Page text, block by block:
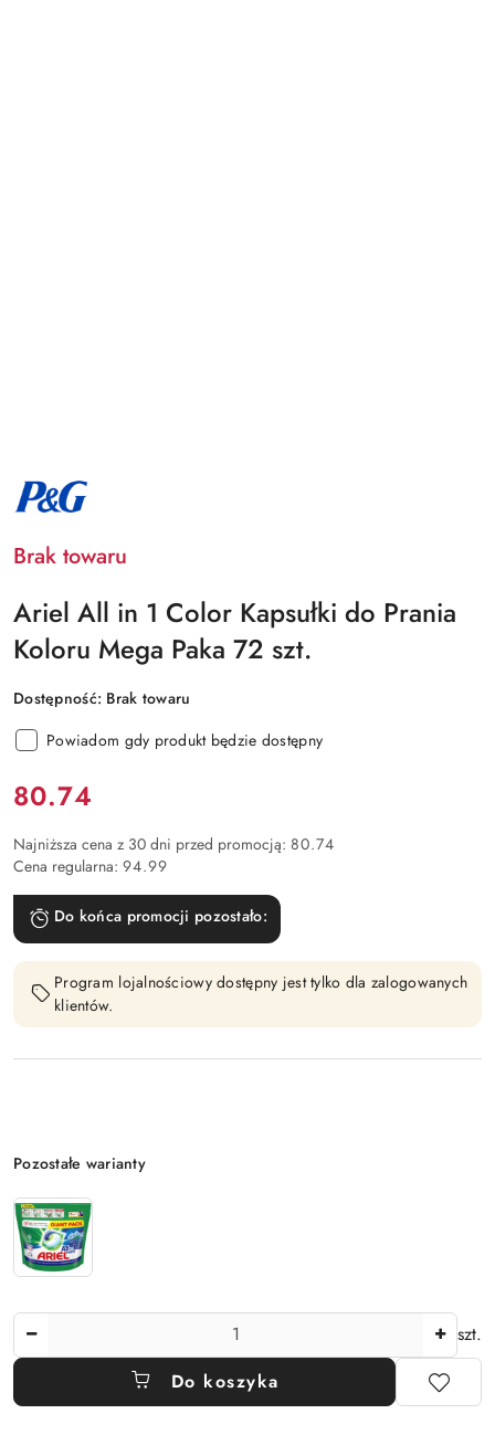
NAZWA
PRODUCENTA:
PROCTER
GAMBLE
Brak towaru
Ariel All in 1 Color Kapsułki do Prania
Koloru Mega Paka 72 szt.
Dostępność: Brak towaru
Powiadom gdy produkt będzie dostępny
Cena:
80.74
Najniższa cena z 30 dni przed promocją: 80.74
Cena regularna: 94.99
Do końca promocji pozostało:
Program lojalnościowy dostępny jest tylko dla zalogowanych
klientów.
Wariant
Pozostałe warianty
szt.
Do koszyka